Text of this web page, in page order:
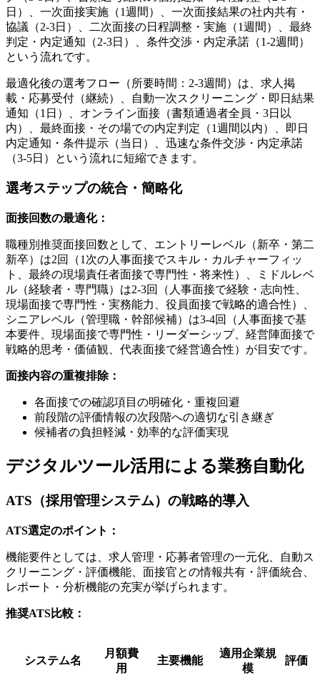
日）、一次面接実施（1週間）、一次面接結果の社内共有・
協議（2-3日）、二次面接の日程調整・実施（1週間）、最終
判定・内定通知（2-3日）、条件交渉・内定承諾（1-2週間）
という流れです。
最適化後の選考フロー（所要時間：2-3週間）は、求人掲
載・応募受付（継続）、自動一次スクリーニング・即日結果
通知（1日）、オンライン面接（書類通過者全員・3日以
内）、最終面接・その場での内定判定（1週間以内）、即日
内定通知・条件提示（当日）、迅速な条件交渉・内定承諾
（3-5日）という流れに短縮できます。
選考ステップの統合・簡略化
面接回数の最適化：
職種別推奨面接回数として、エントリーレベル（新卒・第二
新卒）は2回（1次の人事面接でスキル・カルチャーフィッ
ト、最終の現場責任者面接で専門性・将来性）、ミドルレベ
ル（経験者・専門職）は2-3回（人事面接で経験・志向性、
現場面接で専門性・実務能力、役員面接で戦略的適合性）、
シニアレベル（管理職・幹部候補）は3-4回（人事面接で基
本要件、現場面接で専門性・リーダーシップ、経営陣面接で
戦略的思考・価値観、代表面接で経営適合性）が目安です。
面接内容の重複排除：
各面接での確認項目の明確化・重複回避
前段階の評価情報の次段階への適切な引き継ぎ
候補者の負担軽減・効率的な評価実現
デジタルツール活用による業務自動化
ATS（採用管理システム）の戦略的導入
ATS選定のポイント：
機能要件としては、求人管理・応募者管理の一元化、自動ス
クリーニング・評価機能、面接官との情報共有・評価統合、
レポート・分析機能の充実が挙げられます。
推奨ATS比較：
システム名
月額費
用
主要機能
適用企業規
模
評価